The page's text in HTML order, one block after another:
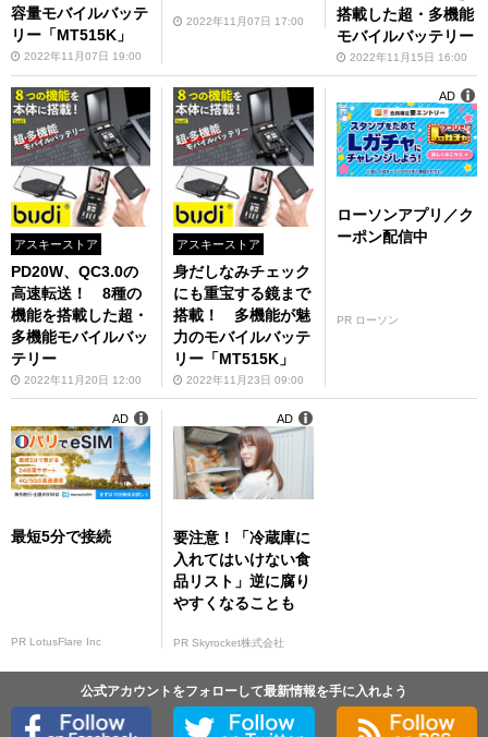
容量モバイルバッテ
リー「MT515K」
2022年11月07日 19:00
2022年11月07日 17:00
搭載した超・多機能
モバイルバッテリー
2022年11月15日 16:00
アスキーストア
PD20W、QC3.0の
高速転送！ 8種の
機能を搭載した超・
多機能モバイルバッ
テリー
2022年11月20日 12:00
アスキーストア
身だしなみチェック
にも重宝する鏡まで
搭載！ 多機能が魅
力のモバイルバッテ
リー「MT515K」
2022年11月23日 09:00
ローソンアプリ／ク
ーポン配信中
PR ローソン
AD
最短5分で接続
PR LotusFlare Inc
AD
要注意！「冷蔵庫に
入れてはいけない食
品リスト」逆に腐り
やすくなることも
PR Skyrocket株式会社
AD
公式アカウントをフォローして最新情報を手に入れよう